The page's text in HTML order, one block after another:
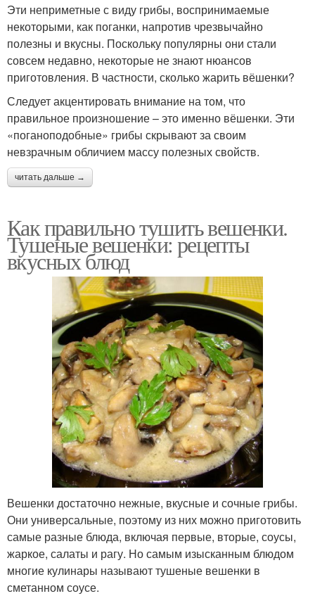
Эти неприметные с виду грибы, воспринимаемые
некоторыми, как поганки, напротив чрезвычайно
полезны и вкусны. Поскольку популярны они стали
совсем недавно, некоторые не знают нюансов
приготовления. В частности, сколько жарить вёшенки?
Следует акцентировать внимание на том, что
правильное произношение – это именно вёшенки. Эти
«поганоподобные» грибы скрывают за своим
невзрачным обличием массу полезных свойств.
читать дальше →
Как правильно тушить вешенки.
Тушеные вешенки: рецепты
вкусных блюд
Вешенки достаточно нежные, вкусные и сочные грибы.
Они универсальные, поэтому из них можно приготовить
самые разные блюда, включая первые, вторые, соусы,
жаркое, салаты и рагу. Но самым изысканным блюдом
многие кулинары называют тушеные вешенки в
сметанном соусе.